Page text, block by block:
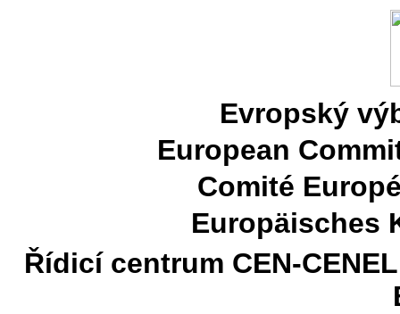
Evropský
European
Comité
Europäisches
Řídicí centrum CEN-